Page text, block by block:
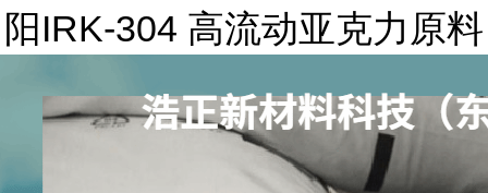
阳IRK-304 高流动亚克力原料